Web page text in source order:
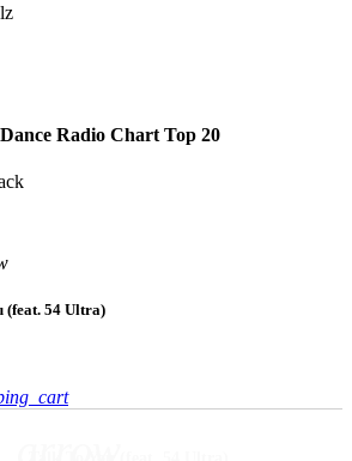
Radio Chart Top 20
(feat. 54 Ultra)